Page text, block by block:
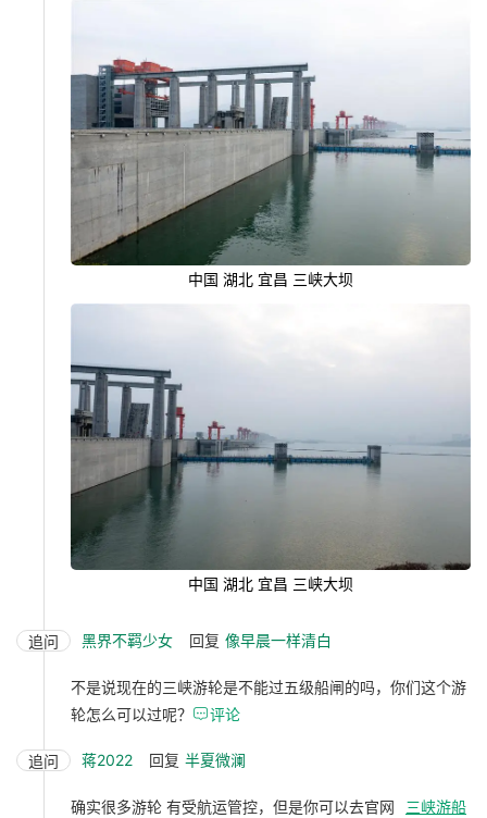
中国 湖北 宜昌 三峡大坝
中国 湖北 宜昌 三峡大坝
追问 黑界不羁少女 回复 像早晨一样清白
不是说现在的三峡游轮是不能过五级船闸的吗，你们这个游
轮怎么可以过呢？ 评论
追问 蒋2022 回复 半夏微澜
确实很多游轮 有受航运管控，但是你可以去官网
三峡游船